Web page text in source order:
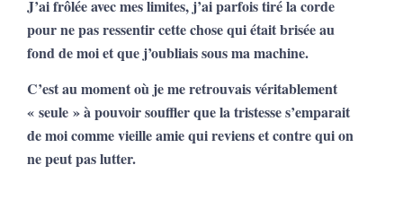
J’ai frôlée avec mes limites, j’ai parfois tiré la corde
pour ne pas ressentir cette chose qui était brisée au
fond de moi et que j’oubliais sous ma machine.
C’est au moment où je me retrouvais véritablement
« seule » à pouvoir souffler que la tristesse s’emparait
de moi comme vieille amie qui reviens et contre qui on
ne peut pas lutter.